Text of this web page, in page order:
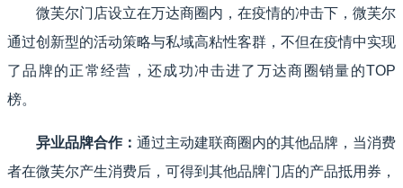
微芙尔门店设立在万达商圈内，在疫情的冲击下，微芙尔
通过创新型的活动策略与私域高粘性客群，不但在疫情中实现
了品牌的正常经营，还成功冲击进了万达商圈销量的TOP
榜。
异业品牌合作： 通过主动建联商圈内的其他品牌，当消费
者在微芙尔产生消费后，可得到其他品牌门店的产品抵用券，